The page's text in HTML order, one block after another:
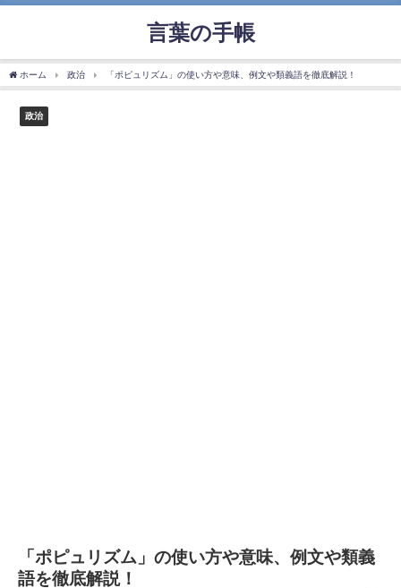
言葉の手帳
ホーム 政治 「ポピュリズム」の使い方や意味、例文や類義語を徹底解説！
政治
「ポピュリズム」の使い方や意味、例文や類義
語を徹底解説！